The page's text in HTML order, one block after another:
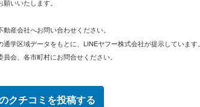
いいたします。
産会社へお問い合わせください。
通学区域データをもとに、LINEヤフー株式会社が提示しています。
会、各市町村にお問合せください。
クチコミを投稿する